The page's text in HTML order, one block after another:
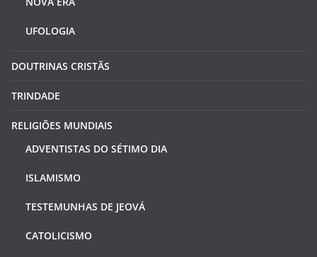
UFOLOGIA
DOUTRINAS CRISTÃS
TRINDADE
RELIGIÕES MUNDIAIS
ADVENTISTAS DO SÉTIMO DIA
ISLAMISMO
TESTEMUNHAS DE JEOVÁ
CATOLICISMO